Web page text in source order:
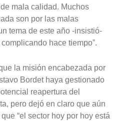
mala calidad. Muchos
son por las malas
tema de este año -insistió-
hace tiempo”.
la misión encabezada por
Bordet haya gestionado
reapertura del
pero dejó en claro que aún
“el sector hoy por hoy está